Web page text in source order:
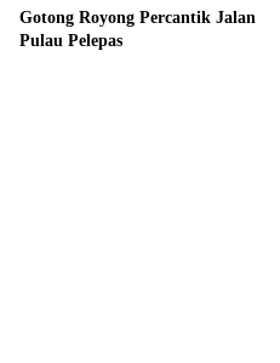
Gotong Royong Percantik Jalan
Pulau Pelepas